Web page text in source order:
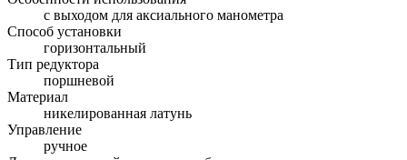
с выходом для аксиального манометра
Способ установки
горизонтальный
Тип редуктора
поршневой
Материал
никелированная латунь
Управление
ручное